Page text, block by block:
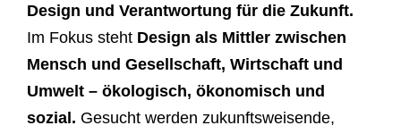
Design und Verantwortung für die Zukunft.
Im Fokus steht Design als Mittler zwischen
Mensch und Gesellschaft, Wirtschaft und
Umwelt – ökologisch, ökonomisch und
sozial. Gesucht werden zukunftsweisende,